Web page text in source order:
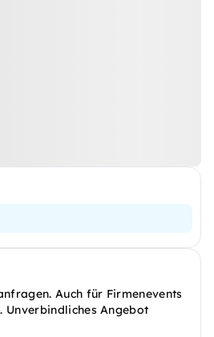
Auch für Firmenevents
Angebot